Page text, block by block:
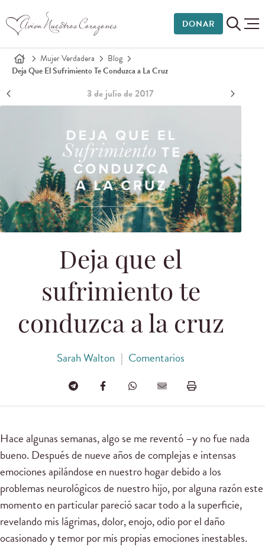
DONAR
Mujer Verdadera
Blog
Deja Que El Sufrimiento Te Conduzca a La Cruz
3 de julio de 2017
Deja que el
sufrimiento te
conduzca a la cruz
Sarah Walton | Comentarios
Hace algunas semanas, algo se me reventó –y no fue nada
bueno. Después de nueve años de complejas e intensas
emociones apilándose en nuestro hogar debido a los
problemas neurológicos de nuestro hijo, por alguna razón este
momento en particular pareció sacar todo a la superficie,
revelando mis lágrimas, dolor, enojo, odio por el daño
ocasionado y temor por mis propias emociones inestables.